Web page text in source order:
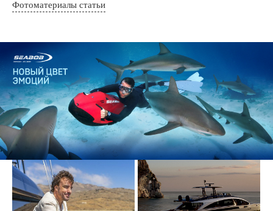
Фотоматериалы статьи